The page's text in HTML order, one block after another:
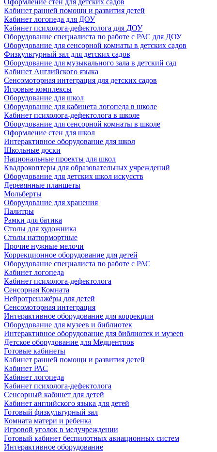
Оформление стен для детских садов
Кабинет ранней помощи и развития детей
Кабинет логопеда для ДОУ
Кабинет психолога-дефектолога для ДОУ
Оборудование специалиста по работе с РАС для ДОУ
Оборудование для сенсорной комнаты в детских садов
Физкультурный зал для детских садов
Оборудование для музыкального зала в детский сад
Кабинет Английского языка
Сенсомоторная интеграция для детских садов
Игровые комплексы
Оборудование для школ
Оборудование для кабинета логопеда в школе
Кабинет психолога-дефектолога в школе
Оборудование для сенсорной комнаты в школе
Оформление стен для школ
Интерактивное оборудование для школ
Школьные доски
Национальные проекты для школ
Квадрокоптеры для образовательных учреждений
Оборудование для детских школ искусств
Деревянные планшеты
Мольберты
Оборудование для хранения
Палитры
Рамки для батика
Столы для художника
Столы натюрмортные
Прочие нужные мелочи
Коррекционное оборудование для детей
Оборудование специалиста по работе с РАС
Кабинет логопеда
Кабинет психолога-дефектолога
Сенсорная Комната
Нейротренажёры для детей
Сенсомоторная интеграция
Интерактивное оборудование для коррекции
Оборудование для музеев и библиотек
Интерактивное оборудование для библиотек и музеев
Детское оборудование для Медцентров
Готовые кабинеты
Кабинет ранней помощи и развития детей
Кабинет РАС
Кабинет логопеда
Кабинет психолога-дефектолога
Сенсорный кабинет для детей
Кабинет английского языка для детей
Готовый физкультурный зал
Комната матери и ребенка
Игровой уголок в медучреждении
Готовый кабинет беспилотных авиационных систем
Интерактивное оборудование